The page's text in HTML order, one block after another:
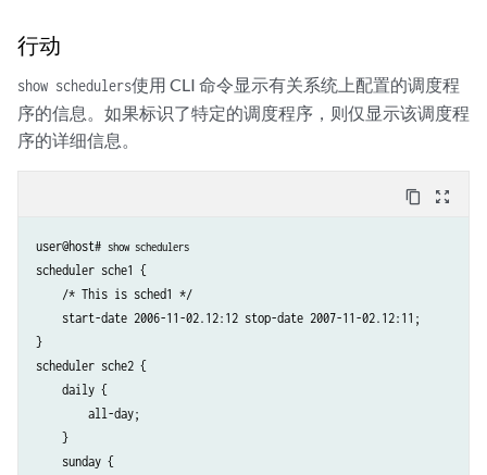
行动
show schedulers使用 CLI 命令显示有关系统上配置的调度程
序的信息。如果标识了特定的调度程序，则仅显示该调度程
序的详细信息。
content_copy zoom_out_map
user@host# show schedulers
scheduler sche1 {
    /* This is sched1 */
    start-date 2006-11-02.12:12 stop-date 2007-11-02.12:11;
}
scheduler sche2 {
    daily {
        all-day;
    }
    sunday {